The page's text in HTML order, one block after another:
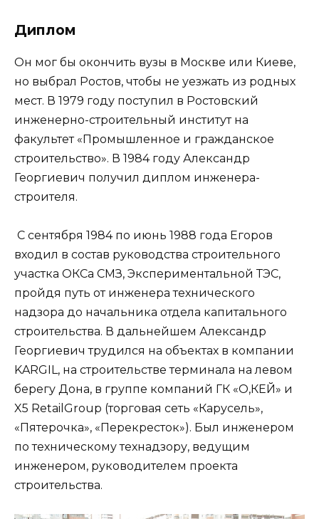
Диплом
Он мог бы окончить вузы в Москве или Киеве,
но выбрал Ростов, чтобы не уезжать из родных
мест. В 1979 году поступил в Ростовский
инженерно-строительный институт на
факультет «Промышленное и гражданское
строительство». В 1984 году Александр
Георгиевич получил диплом инженера-
строителя.
С сентября 1984 по июнь 1988 года Егоров
входил в состав руководства строительного
участка ОКСа СМЗ, Экспериментальной ТЭС,
пройдя путь от инженера технического
надзора до начальника отдела капитального
строительства. В дальнейшем Александр
Георгиевич трудился на объектах в компании
KARGIL, на строительстве терминала на левом
берегу Дона, в группе компаний ГК «О,КЕЙ» и
X5 RetailGroup (торговая сеть «Карусель»,
«Пятерочка», «Перекресток»). Был инженером
по техническому технадзору, ведущим
инженером, руководителем проекта
строительства.